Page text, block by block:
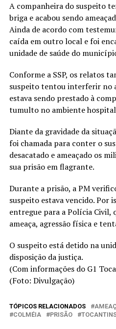
A companheira do suspeito
briga e acabou sendo
Ainda de acordo com
caída em outro local e foi
unidade de saúde do
Conforme a SSP, os relatos
suspeito tentou interferir no
estava sendo prestado à
tumulto no ambiente
Diante da gravidade da
foi chamada para conter o
desacatado e ameaçado os
sua prisão em flagrante.
Durante a prisão, a PM
suspeito estava vencido. Por
entregue para a Polícia Civil,
ameaça, agressão física e
O suspeito está detido na
disposição da justiça.
(Com informações do G1
(Foto: Divulgação)
TÓPICOS RELACIONADOS
COLMÉIA
PRISÃO